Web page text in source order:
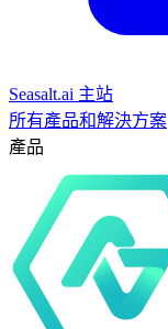
Seasalt.ai 主站
所有產品和解決方案
產品